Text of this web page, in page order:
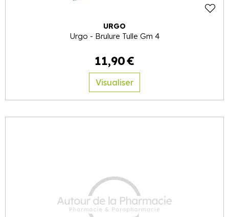
URGO
Urgo - Brulure Tulle Gm 4
11,90€
Visualiser